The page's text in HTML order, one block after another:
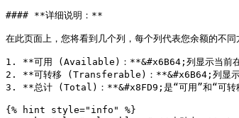
#### **详细说明：**
在此页面上，您将看到几个列，每个列代表您余额的不同
1. **可用 (Available)：**&#x6B64;列显示当前在您钱
2. **可转移 (Transferable)：**&#x6B64;列显示准备
3. **总计 (Total)：**&#x8FD9;是“可用”和“可转移”
{% hint style="info" %}